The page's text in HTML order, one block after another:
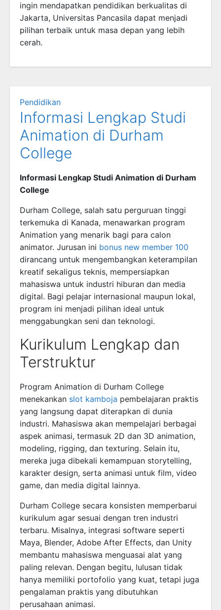
ingin mendapatkan pendidikan berkualitas di
Jakarta, Universitas Pancasila dapat menjadi
pilihan terbaik untuk masa depan yang lebih
cerah.
Pendidikan
Informasi Lengkap Studi
Animation di Durham
College
Informasi Lengkap Studi Animation di Durham
College
Durham College, salah satu perguruan tinggi
terkemuka di Kanada, menawarkan program
Animation yang menarik bagi para calon
animator. Jurusan ini bonus new member 100
dirancang untuk mengembangkan keterampilan
kreatif sekaligus teknis, mempersiapkan
mahasiswa untuk industri hiburan dan media
digital. Bagi pelajar internasional maupun lokal,
program ini menjadi pilihan ideal untuk
menggabungkan seni dan teknologi.
Kurikulum Lengkap dan
Terstruktur
Program Animation di Durham College
menekankan slot kamboja pembelajaran praktis
yang langsung dapat diterapkan di dunia
industri. Mahasiswa akan mempelajari berbagai
aspek animasi, termasuk 2D dan 3D animation,
modeling, rigging, dan texturing. Selain itu,
mereka juga dibekali kemampuan storytelling,
karakter design, serta animasi untuk film, video
game, dan media digital lainnya.
Durham College secara konsisten memperbarui
kurikulum agar sesuai dengan tren industri
terbaru. Misalnya, integrasi software seperti
Maya, Blender, Adobe After Effects, dan Unity
membantu mahasiswa menguasai alat yang
paling relevan. Dengan begitu, lulusan tidak
hanya memiliki portofolio yang kuat, tetapi juga
pengalaman praktis yang dibutuhkan
perusahaan animasi.